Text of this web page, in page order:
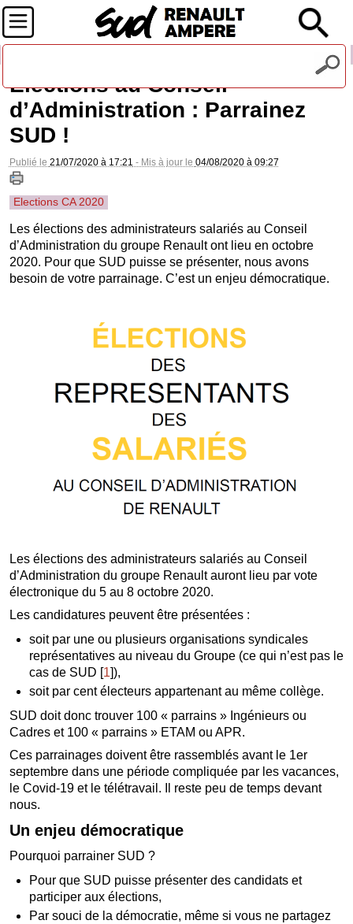
Elections au Conseil
d’Administration : Parrainez
SUD !
Publié le 21/07/2020 à 17:21 - Mis à jour le 04/08/2020 à 09:27
Elections CA 2020
Les élections des administrateurs salariés au Conseil
d’Administration du groupe Renault ont lieu en octobre
2020. Pour que SUD puisse se présenter, nous avons
besoin de votre parrainage. C’est un enjeu démocratique.
Les élections des administrateurs salariés au Conseil
d’Administration du groupe Renault auront lieu par vote
électronique du 5 au 8 octobre 2020.
Les candidatures peuvent être présentées :
soit par une ou plusieurs organisations syndicales
représentatives au niveau du Groupe (ce qui n’est pas le
cas de SUD [1]),
soit par cent électeurs appartenant au même collège.
SUD doit donc trouver 100 « parrains » Ingénieurs ou
Cadres et 100 « parrains » ETAM ou APR.
Ces parrainages doivent être rassemblés avant le 1er
septembre dans une période compliquée par les vacances,
le Covid-19 et le télétravail. Il reste peu de temps devant
nous.
Un enjeu démocratique
Pourquoi parrainer SUD ?
Pour que SUD puisse présenter des candidats et
participer aux élections,
Par souci de la démocratie, même si vous ne partagez